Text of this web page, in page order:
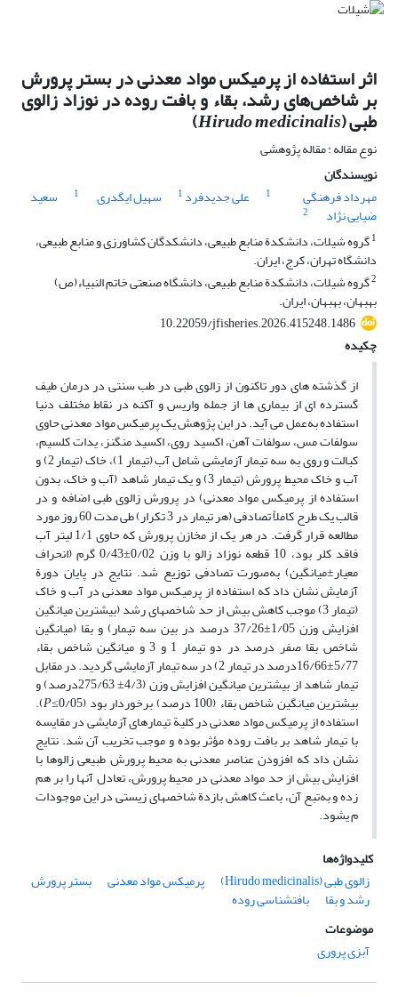
اثر استفاده از پرمیکس مواد معدنی در بستر پرورش
بر شاخص‌های رشد، بقاء و بافت روده در نوزاد زالوی
طبی (Hirudo medicinalis
)
نوع مقاله : مقاله پژوهشی
نویسندگان
مهرداد فرهنگی
1 علی جدیدفرد 1 سهیل ایگدری 1 سعید
ضیایی نژاد
2
1گروه شیلات، دانشکدة منابع طبیعی، دانشکدگان کشاورزی و منابع طبیعی،
دانشگاه تهران، کرج، ایران.
2گروه شیلات، دانشکدة منابع طبیعی، دانشگاه صنعتی خاتم النبیاء(ص)
بهبهان، بهبهان، ایران.
10.22059/jfisheries.2026.415248.1486
چکیده
از گذشته­ های دور تاکنون از زالوی طبی در طب سنتی در درمان طیف
گسترده ­ای از بیماری­ ها از جمله واریس و آکنه در نقاط مختلف دنیا
استفاده به‌عمل می ­آید. در این پژوهش یک پرمیکس مواد معدنی حاوی
سولفات مس، سولفات آهن، اکسید روی، اکسید منگنز، یدات کلسیم،
کبالت و روی به سه تیمار آزمایشی شامل آب (تیمار 1)، خاک (تیمار 2) و
آب و خاک محیط پرورش (تیمار 3) و یک تیمار شاهد (آب و خاک، بدون
استفاده از پرمیکس مواد معدنی) در پرورش زالوی طبی اضافه و در
قالب یک طرح کاملاً تصادفی (هر تیمار در 3 تکرار) طی مدت 60 روز مورد
مطالعه قرار گرفت. در هر یک از مخازن پرورش که حاوی 1/1 لیتر آب
فاقد کلر بود، 10 قطعه نوزاد زالو با وزن 0/02±0/43 گرم (انحراف
معیار±میانگین) به‌صورت تصادفی توزیع شد. نتایج در پایان دورة
آزمایش نشان داد که استفاده از پرمیکس مواد معدنی در آب و خاک
(تیمار 3) موجب کاهش بیش از حد شاخص­های رشد (بیشترین میانگین
افزایش وزن 1/05±37/26 درصد در بین سه تیمار) و بقا (میانگین
شاخص بقا صفر درصد در دو تیمار 1 و 3 و میانگین شاخص بقاء
5/77±16/66درصد در تیمار 2) در سه تیمار آزمایشی گردید. در مقابل
تیمار شاهد از بیشترین میانگین افزایش وزن (4/3± 275/63درصد) و
بیشترین میانگین شاخص بقاء (100 درصد) برخوردار بود (0/05≥ P
).
استفاده از پرمیکس مواد معدنی در کلیة تیمارهای آزمایشی در مقایسه
با تیمار شاهد بر بافت روده مؤثر بوده و موجب تخریب آن شد. نتایج
نشان داد که افزودن عناصر معدنی به محیط پرورش طبیعی زالوها با
افزایش بیش از حد مواد معدنی در محیط پرورش، تعادل آنها را بر هم
زده و به‌تبع آن، باعث کاهش بازدة شاخص­های زیستی در این موجودات
م ی‏شود.
کلیدواژه‌ها
زالوی طبی (Hirudo medicinalis)
پرمیکس مواد معدنی بستر پرورش
رشد و بقا
بافت‏شناسی روده
موضوعات
آبزی پروری